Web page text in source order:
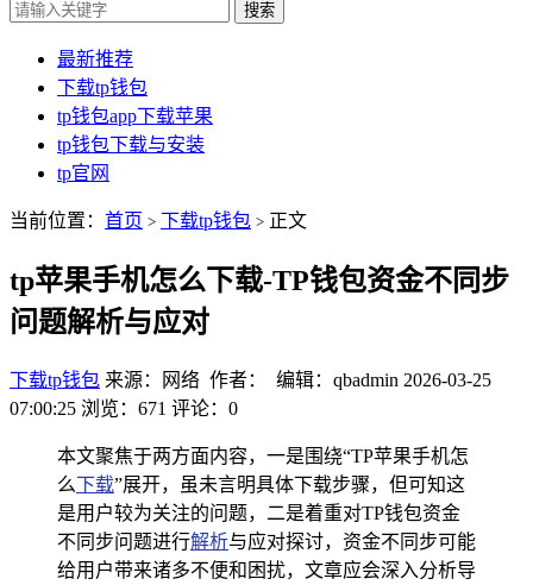
搜索
最新推荐
下载tp钱包
tp钱包app下载苹果
tp钱包下载与安装
tp官网
当前位置： 首页 > 下载tp钱包 > 正文
tp苹果手机怎么下载-TP钱包资金不同步
问题解析与应对
下载tp钱包 来源：网络 作者： 编辑：qbadmin 2026-03-25
07:00:25 浏览：671 评论：0
本文聚焦于两方面内容，一是围绕“TP苹果手机怎
么下载”展开，虽未言明具体下载步骤，但可知这
是用户较为关注的问题，二是着重对TP钱包资金
不同步问题进行解析与应对探讨，资金不同步可能
给用户带来诸多不便和困扰，文章应会深入分析导